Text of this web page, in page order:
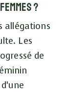
?
allégations
Les
de